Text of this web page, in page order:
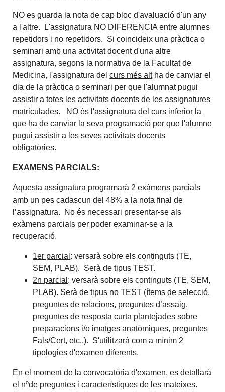
NO es guarda la nota de cap bloc d'avaluació d'un any
a l'altre. L'assignatura NO DIFERENCIA entre alumnes
repetidors i no repetidors. Si coincideix una pràctica o
seminari amb una activitat docent d'una altre
assignatura, segons la normativa de la Facultat de
Medicina, l'assignatura delcurs més altha de canviar el
dia de la pràctica o seminari per que l'alumnat pugui
assistir a totes les activitats docents de les assignatures
matriculades. NO és l'assignatura del curs inferior la
que ha de canviar la seva programació per que l'alumne
pugui assistir a les seves activitats docents
obligatòries.
EXAMENS PARCIALS:
Aquesta assignatura programarà 2 exàmens parcials
amb un pes cadascun del 48% a la nota final de
l’assignatura. No és necessari presentar-se als
exàmens parcials per poder examinar-se a la
recuperació.
1er parcial : versarà sobre els continguts (TE,
SEM, PLAB). Serà de tipus TEST.
2n parcial : versarà sobre els continguts (TE, SEM,
PLAB). Serà de tipus no TEST (ítems de selecció,
preguntes de relacions, preguntes d’assaig,
preguntes de resposta curta plantejades sobre
preparacions i/o imatges anatòmiques, preguntes
Fals/Cert, etc..). S'utilitzarà com a mínim 2
tipologies d'examen diferents.
En el moment de la convocatòria d'examen, es detallarà
el nºde preguntes i característiques de les mateixes.